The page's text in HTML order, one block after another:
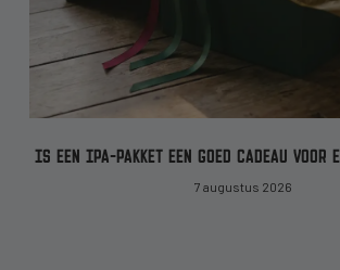
IS EEN IPA-PAKKET EEN GOED CADEAU VOOR
7 augustus 2026